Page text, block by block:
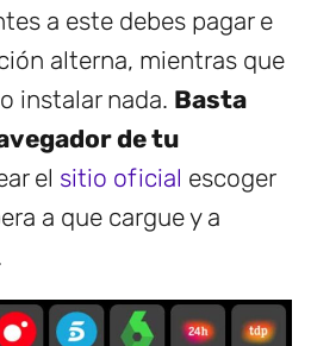
a este debes pagar e
alterna, mientras que
instalar nada. Basta
de tu
el sitio oficial escoger
a que cargue y a